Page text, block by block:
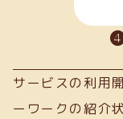
サービスの利用
ーワークの紹介